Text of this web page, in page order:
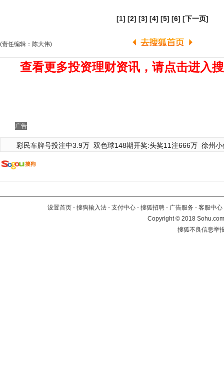
[1] [2] [3] [4] [5] [6] [下一页]
(责任编辑：陈大伟)
查看更多投资理财资讯，请点击进入
广告
彩民车牌号投注中3.9万 双色球148期开奖:头奖11注666万 徐州
设置首页 - 搜狗输入法 - 支付中心 - 搜狐招聘 - 广告服务 - 客服中心
Copyright©2018
搜狐不良信息举